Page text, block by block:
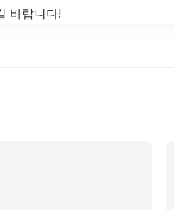
바랍니다!